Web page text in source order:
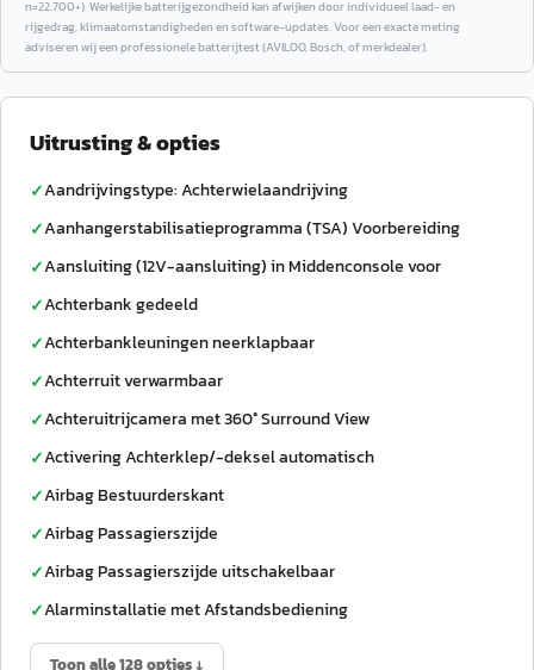
n=22.700+). Werkelijke batterijgezondheid kan afwijken door individueel laad- en
rijgedrag, klimaatomstandigheden en software-updates. Voor een exacte meting
adviseren wij een professionele batterijtest (AVILOO, Bosch, of merkdealer).
Uitrusting & opties
✓Aandrijvingstype: Achterwielaandrijving
✓Aanhangerstabilisatieprogramma (TSA) Voorbereiding
✓Aansluiting (12V-aansluiting) in Middenconsole voor
✓Achterbank gedeeld
✓Achterbankleuningen neerklapbaar
✓Achterruit verwarmbaar
✓Achteruitrijcamera met 360° Surround View
✓Activering Achterklep/-deksel automatisch
✓Airbag Bestuurderskant
✓Airbag Passagierszijde
✓Airbag Passagierszijde uitschakelbaar
✓Alarminstallatie met Afstandsbediening
Toon alle 128 opties ↓